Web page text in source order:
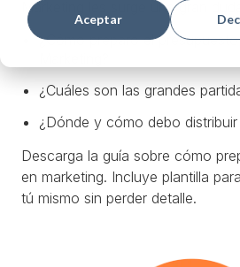
Aceptar
Marketing les surge una gran duda,
¿Cómo preparo el presupuesto
¿Cuáles son las grandes
¿Dónde y cómo debo distribuir
Descarga la guía sobre cómo
en marketing. Incluye plantilla
tú mismo sin perder detalle.